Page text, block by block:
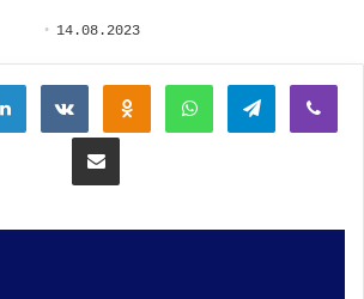
14.08.2023
LinkedInВконтактеОдноклассники
WhatsAppTelegram
Поделиться через электронную почту